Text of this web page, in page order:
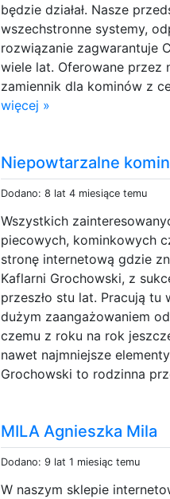
będzie działał. Nasze
wszechstronne systemy,
rozwiązanie zagwarantuje
wiele lat. Oferowane
zamiennik dla kominów z
więcej »
Niepowtarzalne
Dodano: 8 lat 4 miesiące temu
Wszystkich
piecowych, kominkowych
stronę internetową gdzie
Kaflarni Grochowski, z
przeszło stu lat. Pracują tu
dużym zaangażowaniem
czemu z roku na rok
nawet najmniejsze
Grochowski to rodzinna
MILA Agnieszka Mila
Dodano: 9 lat 1 miesiąc temu
W naszym sklepie